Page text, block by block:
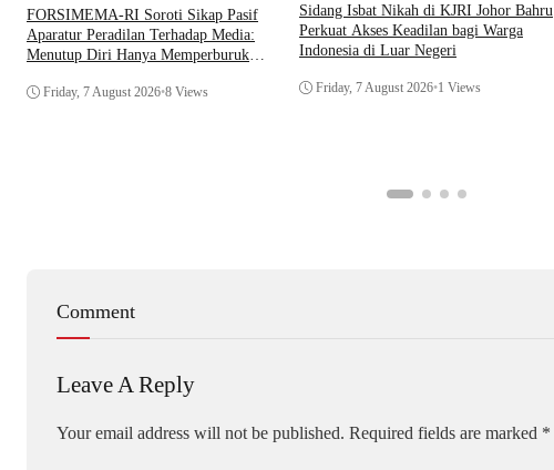
​FORSIMEMA-RI Soroti Sikap Pasif
Aparatur Peradilan Terhadap Media:
Menutup Diri Hanya Memperburuk
Friday, 7 August 2026•8 Views
Sidang Isbat Nikah di KJRI Johor Bahru
Perkuat Akses Keadilan bagi Warga
Indonesia di Luar Negeri
Friday, 7 August 2026•1 Views
Comment
Leave A Reply
Your email address will not be published. Required fields are marked *